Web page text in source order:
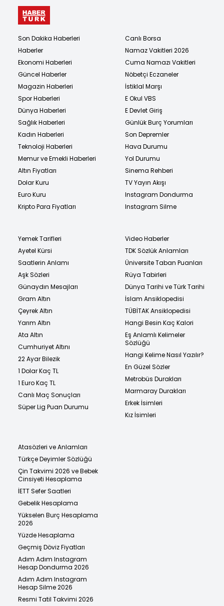
Son Dakika Haberleri
Haberler
Ekonomi Haberleri
Güncel Haberler
Magazin Haberleri
Spor Haberleri
Dünya Haberleri
Sağlık Haberleri
Kadın Haberleri
Teknoloji Haberleri
Memur ve Emekli Haberleri
Altın Fiyatları
Dolar Kuru
Euro Kuru
Kripto Para Fiyatları
Canlı Borsa
Namaz Vakitleri 2026
Cuma Namazı Vakitleri
Nöbetçi Eczaneler
İstiklal Marşı
E Okul VBS
E Devlet Giriş
Günlük Burç Yorumları
Son Depremler
Hava Durumu
Yol Durumu
Sinema Rehberi
TV Yayın Akışı
Instagram Dondurma
Instagram Silme
Yemek Tarifleri
Ayetel Kürsi
Saatlerin Anlamı
Aşk Sözleri
Günaydın Mesajları
Gram Altın
Çeyrek Altın
Yarım Altın
Ata Altın
Cumhuriyet Altını
22 Ayar Bilezik
1 Dolar Kaç TL
1 Euro Kaç TL
Canlı Maç Sonuçları
Süper Lig Puan Durumu
Video Haberler
TDK Sözlük Anlamları
Üniversite Taban Puanları
Rüya Tabirleri
Dünya Tarihi ve Türk Tarihi
İslam Ansiklopedisi
TÜBİTAK Ansiklopedisi
Hangi Besin Kaç Kalori
Eş Anlamlı Kelimeler
Sözlüğü
Hangi Kelime Nasıl Yazılır?
En Güzel Sözler
Metrobüs Durakları
Marmaray Durakları
Erkek İsimleri
Kız İsimleri
Atasözleri ve Anlamları
Türkçe Deyimler Sözlüğü
Çin Takvimi 2026 ve Bebek
Cinsiyeti Hesaplama
İETT Sefer Saatleri
Gebelik Hesaplama
Yükselen Burç Hesaplama
2026
Yüzde Hesaplama
Geçmiş Döviz Fiyatları
Adım Adım Instagram
Hesap Dondurma 2026
Adım Adım Instagram
Hesap Silme 2026
Resmi Tatil Takvimi 2026